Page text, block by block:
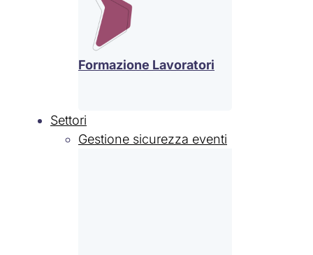
Formazione Lavoratori
Settori
Gestione sicurezza eventi